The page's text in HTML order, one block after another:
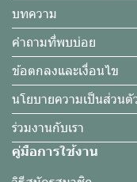
บทความ
คำถามที่พบบ่อย
ข้อตกลงและเงื่อนไข
นโยบายความเป็นส่วนตั
ร่วมงานกับเรา
คู่มือการใช้งาน